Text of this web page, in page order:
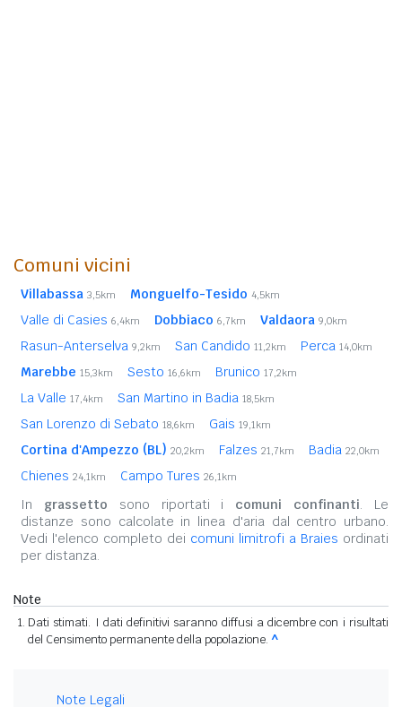
Comuni vicini
Villabassa 3,5km Monguelfo-Tesido 4,5km
Valle di Casies 6,4km Dobbiaco 6,7km Valdaora 9,0km
Rasun-Anterselva 9,2km San Candido 11,2km Perca 14,0km
Marebbe 15,3km Sesto 16,6km Brunico 17,2km
La Valle 17,4km San Martino in Badia 18,5km
San Lorenzo di Sebato 18,6km Gais 19,1km
Cortina d'Ampezzo (BL) 20,2km Falzes 21,7km Badia 22,0km
Chienes 24,1km Campo Tures 26,1km
In grassetto sono riportati i comuni confinanti. Le
distanze sono calcolate in linea d'aria dal centro urbano.
Vedi l'elenco completo dei comuni limitrofi a Braies ordinati
per distanza.
Note
Dati stimati. I dati definitivi saranno diffusi a dicembre con i risultati
del Censimento permanente della popolazione. ^
Note Legali